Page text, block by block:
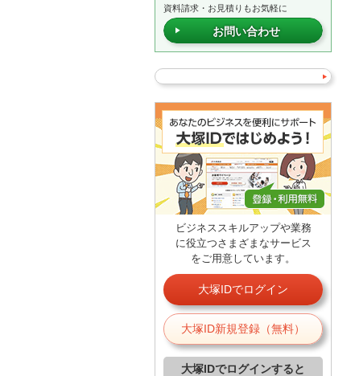
資料請求・お見積りもお気軽に
お問い合わせ
ビジネススキルアップや業務
に役立つさまざまなサービス
をご用意しています。
大塚IDでログイン
大塚ID新規登録（無料）
大塚IDでログインすると